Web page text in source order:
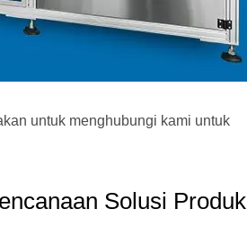
untuk menghubungi kami untuk
Solusi Produk